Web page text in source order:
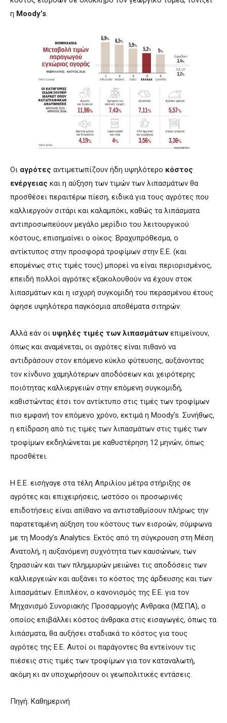
η Moody’s.
Οι αγρότες αντιμετωπίζουν ήδη υψηλότερο κόστος
ενέργειας και η αύξηση των τιμών των λιπασμάτων θα
προσθέσει περαιτέρω πίεση, ειδικά για τους αγρότες που
καλλιεργούν σιτάρι και καλαμπόκι, καθώς τα λιπάσματα
αντιπροσωπεύουν μεγάλο μερίδιο του λειτουργικού
κόστους, επισημαίνει ο οίκος. Βραχυπρόθεσμα, ο
αντίκτυπος στην προσφορά τροφίμων στην Ε.Ε. (και
επομένως στις τιμές τους) μπορεί να είναι περιορισμένος,
επειδή πολλοί αγρότες εξακολουθούν να έχουν στοκ
λιπασμάτων και η ισχυρή συγκομιδή του περασμένου έτους
άφησε υψηλότερα παγκόσμια αποθέματα σιτηρών.
Αλλά εάν οι υψηλές τιμές των λιπασμάτωνεπιμείνουν,
όπως και αναμένεται, οι αγρότες είναι πιθανό να
αντιδράσουν στον επόμενο κύκλο φύτευσης, αυξάνοντας
τον κίνδυνο χαμηλότερων αποδόσεων και χειρότερης
ποιότητας καλλιεργειών στην επόμενη συγκομιδή,
καθιστώντας έτσι τον αντίκτυπο στις τιμές των τροφίμων
πιο εμφανή τον επόμενο χρόνο, εκτιμά η Moody’s. Συνήθως,
η επίδραση από τις τιμές των λιπασμάτων στις τιμές των
τροφίμων εκδηλώνεται με καθυστέρηση 12 μηνών, όπως
προσθέτει.
Η Ε.Ε. εισήγαγε στα τέλη Απριλίου μέτρα στήριξης σε
αγρότες και επιχειρήσεις, ωστόσο οι προσωρινές
επιδοτήσεις είναι απίθανο να αντισταθμίσουν πλήρως την
παρατεταμένη αύξηση του κόστους των εισροών, σύμφωνα
με τη Moody’s Analytics. Εκτός από τη σύγκρουση στη Μέση
Ανατολή, η αυξανόμενη συχνότητα των καυσώνων, των
ξηρασιών και των πλημμυρών μειώνει τις αποδόσεις των
καλλιεργειών και αυξάνει το κόστος της άρδευσης και των
λιπασμάτων. Επιπλέον, ο κανονισμός της Ε.Ε. για τον
Μηχανισμό Συνοριακής Προσαρμογής Ανθρακα (ΜΣΠΑ), ο
οποίος επιβάλλει κόστος άνθρακα στις εισαγωγές, όπως τα
λιπάσματα, θα αυξήσει σταδιακά το κόστος για τους
αγρότες της Ε.Ε. Αυτοί οι παράγοντες θα εντείνουν τις
πιέσεις στις τιμές των τροφίμων για τον καταναλωτή,
ακόμη κι αν υποχωρήσουν οι γεωπολιτικές εντάσεις.
Πηγή: Καθημερινή